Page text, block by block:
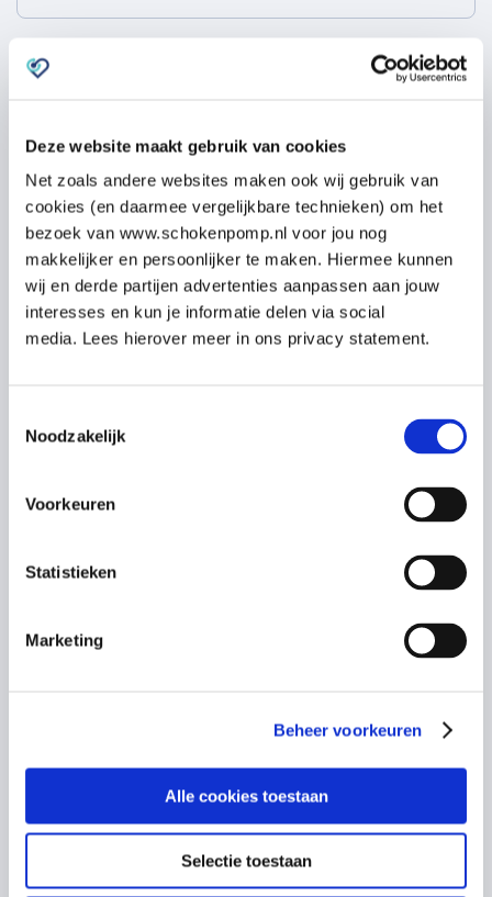
Deze website maakt gebruik van cookies
Net zoals andere websites maken ook wij gebruik van
cookies (en daarmee vergelijkbare technieken) om het
bezoek van www.schokenpomp.nl voor jou nog
makkelijker en persoonlijker te maken. Hiermee kunnen
wij en derde partijen advertenties aanpassen aan jouw
interesses en kun je informatie delen via social
media. Lees hierover meer in ons privacy statement.
Noodzakelijk
Voorkeuren
Statistieken
Marketing
Beheer voorkeuren
Alle cookies toestaan
Selectie toestaan
Mobiele telefoon
Waarvoor wilt u een offerte aanvragen? *
Voor welke trainingsvorm wilt u een offerte ontvangen?
Toelichting van aanvraag
*